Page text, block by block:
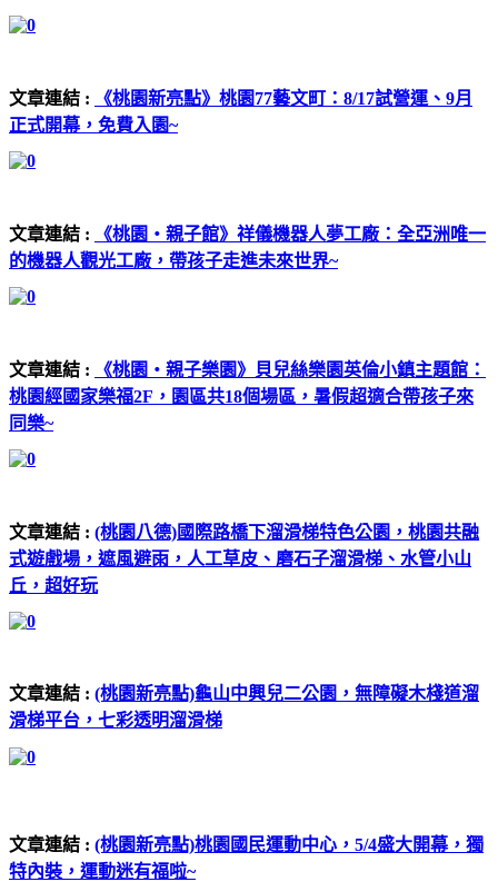
文章連結 :
《桃園新亮點》桃園77藝文町：8/17試營運、9月
正式開幕，免費入園~
文章連結 :
《桃園‧親子館》祥儀機器人夢工廠：全亞洲唯一
的機器人觀光工廠‎，帶孩子走進未來世界~
文章連結 :
《桃園‧親子樂園》貝兒絲樂園英倫小鎮主題館：
桃園經國家樂福2F，園區共18個場區，暑假超適合帶孩子來
同樂~
文章連結 : (桃園八德)國際路橋下溜滑梯特色公園，桃園共融
式遊戲場，遮風避雨，人工草皮、磨石子溜滑梯、水管小山
丘，超好玩
文章連結 : (桃園新亮點)龜山中興兒二公園，無障礙木棧道溜
滑梯平台，七彩透明溜滑梯
文章連結 : (桃園新亮點)桃園國民運動中心，5/4盛大開幕，獨
特內裝，運動迷有福啦~